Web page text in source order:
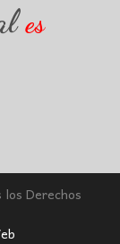
es
Derechos